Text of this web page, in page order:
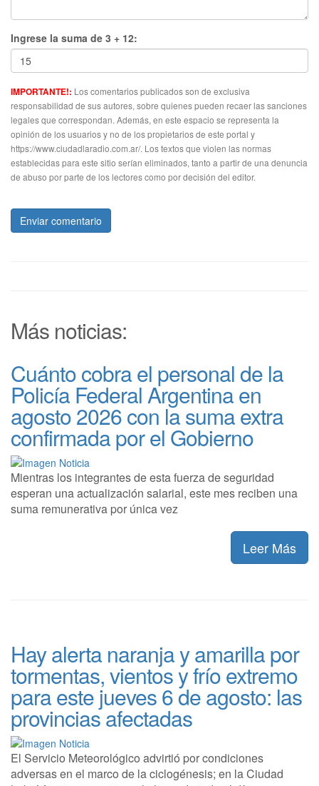
Ingrese la suma de 3 + 12:
IMPORTANTE!: Los comentarios publicados son de exclusiva
responsabilidad de sus autores, sobre quienes pueden recaer las sanciones
legales que correspondan. Además, en este espacio se representa la
opinión de los usuarios y no de los propietarios de este portal y
https://www.ciudadlaradio.com.ar/. Los textos que violen las normas
establecidas para este sitio serían eliminados, tanto a partir de una denuncia
de abuso por parte de los lectores como por decisión del editor.
Enviar comentario
Más noticias:
Cuánto cobra el personal de la
Policía Federal Argentina en
agosto 2026 con la suma extra
confirmada por el Gobierno
Mientras los integrantes de esta fuerza de seguridad
esperan una actualización salarial, este mes reciben una
suma remunerativa por única vez
Leer Más
Hay alerta naranja y amarilla por
tormentas, vientos y frío extremo
para este jueves 6 de agosto: las
provincias afectadas
El Servicio Meteorológico advirtió por condiciones
adversas en el marco de la ciclogénesis; en la Ciudad